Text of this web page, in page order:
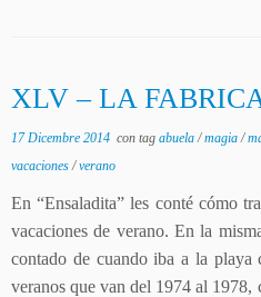
XLV – LA
17 Dicembre 2014 con tag abuela/magia/
vacaciones/verano
En “Ensaladita” les conté cómo
vacaciones de verano. En la
contado de cuando iba a la
veranos que van del 1974 al 1978,